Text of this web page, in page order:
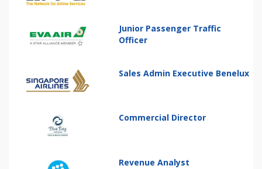
Junior Passenger Traffic
Officer
Sales Admin Executive Benelux
Commercial Director
Revenue Analyst